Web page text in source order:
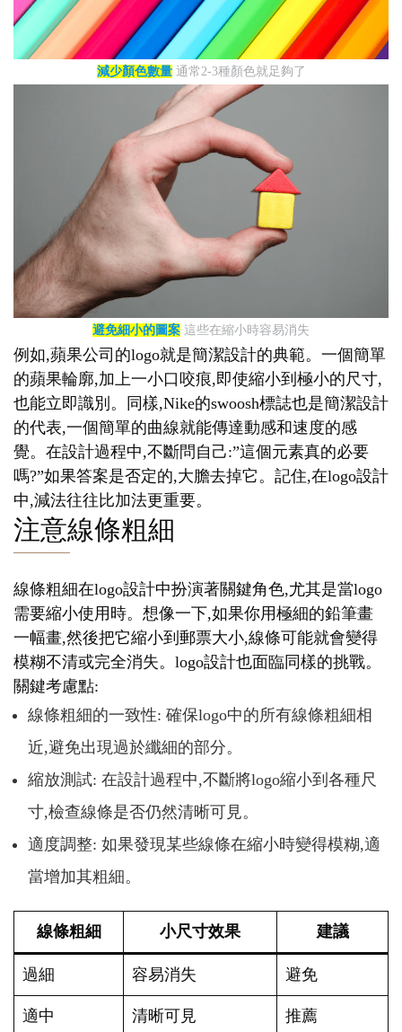
減少顏色數量通常2-3種顏色就足夠了
避免細小的圖案 這些在縮小時容易消失
例如,蘋果公司的logo就是簡潔設計的典範。一個簡單
的蘋果輪廓,加上一小口咬痕,即使縮小到極小的尺寸,
也能立即識別。同樣,Nike的swoosh標誌也是簡潔設計
的代表,一個簡單的曲線就能傳達動感和速度的感
覺。在設計過程中,不斷問自己:”這個元素真的必要
嗎?”如果答案是否定的,大膽去掉它。記住,在logo設計
中,減法往往比加法更重要。
注意線條粗細
線條粗細在logo設計中扮演著關鍵角色,尤其是當logo
需要縮小使用時。想像一下,如果你用極細的鉛筆畫
一幅畫,然後把它縮小到郵票大小,線條可能就會變得
模糊不清或完全消失。logo設計也面臨同樣的挑戰。
關鍵考慮點:
線條粗細的一致性: 確保logo中的所有線條粗細相
近,避免出現過於纖細的部分。
縮放測試: 在設計過程中,不斷將logo縮小到各種尺
寸,檢查線條是否仍然清晰可見。
適度調整: 如果發現某些線條在縮小時變得模糊,適
當增加其粗細。
線條粗細 小尺寸效果 建議
過細 容易消失 避免
適中 清晰可見 推薦